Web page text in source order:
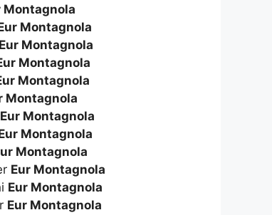
Montagnola
Montagnola
Eur Montagnola
Montagnola
Montagnola
Montagnola
Eur Montagnola
Montagnola
Montagnola
Eur Montagnola
Eur Montagnola
Eur Montagnola